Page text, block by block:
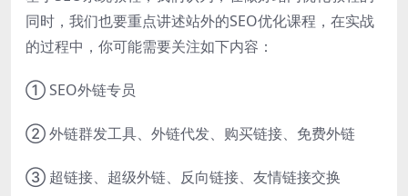
同时，我们也要重点讲述站外的SEO优化课程，在实战
的过程中，你可能需要关注如下内容：
① SEO外链专员
② 外链群发工具、外链代发、购买链接、免费外链
③ 超链接、超级外链、反向链接、友情链接交换